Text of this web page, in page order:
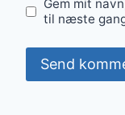
Gem mit
til næste